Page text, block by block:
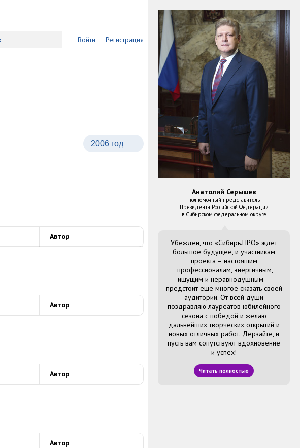
Анатолий Серышев
полномочный представитель
Президента Российской Федерации
в Сибирском федеральном округе
Убеждён, что «Сибирь.ПРО» ждёт
большое будущее, и участникам
проекта – настоящим
профессионалам, энергичным,
ищущим и неравнодушным –
предстоит ещё многое сказать своей
аудитории. От всей души
поздравляю лауреатов юбилейного
сезона с победой и желаю
дальнейших творческих открытий и
новых отличных работ. Дерзайте, и
пусть вам сопутствуют вдохновение
и успех!
Читать полностью
Войти Регистрация
Автор
Автор
Автор
Автор